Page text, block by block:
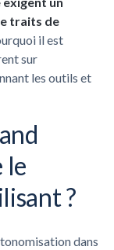
traits de
il est
sur
les outils et
le
?
dans